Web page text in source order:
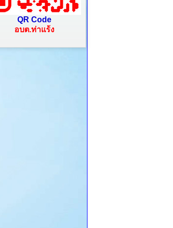
QR Code
อบต.ท่าแร้ง